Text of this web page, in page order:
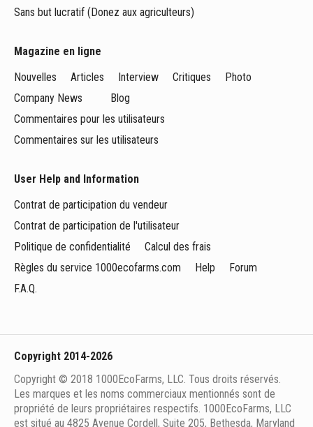
Sans but lucratif (Donez aux agriculteurs)
Magazine en ligne
Nouvelles
Articles Interview Critiques
Photo
Company News
Blog
Commentaires pour les utilisateurs
Commentaires sur les utilisateurs
User Help and Information
Contrat de participation du vendeur
Contrat de participation de l'utilisateur
Politique de confidentialité
Calcul des frais
Règles du service 1000ecofarms.com
Help
Forum
F.A.Q.
Copyright 2014-2026
Copyright © 2018 1000EcoFarms, LLC. Tous droits réservés.
Les marques et les noms commerciaux mentionnés sont de
propriété de leurs propriétaires respectifs. 1000EcoFarms, LLC
est situé au 4825 Avenue Cordell, Suite 205, Bethesda, Maryland